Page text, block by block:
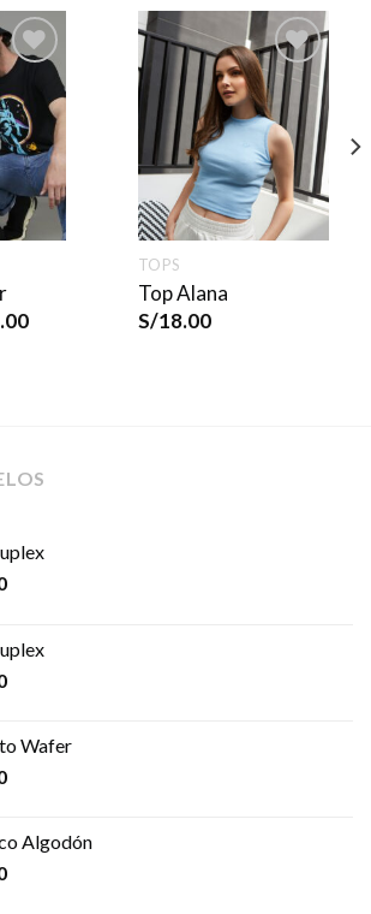
TOPS
Top Alana
S/18.00
Wafer
Algodón